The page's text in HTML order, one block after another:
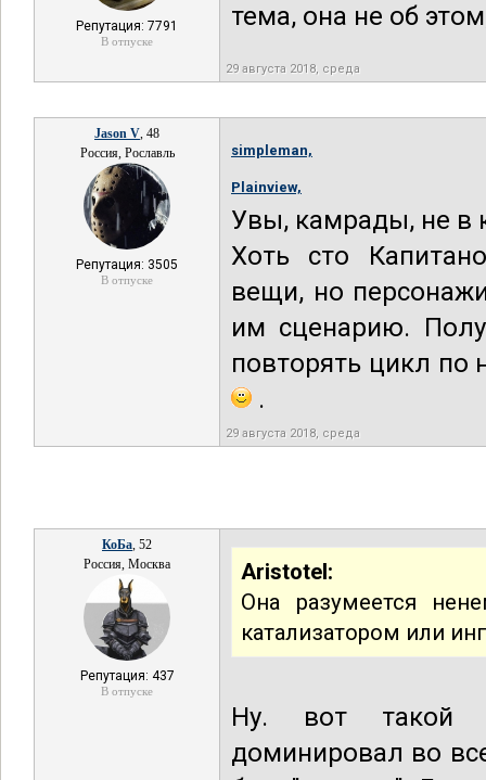
Репутация: 7791
В отпуске
тема, она не об
29 августа 2018, среда
Jason V, 48
Россия, Рославль
Репутация: 3505
В отпуске
simpleman,
Plainview,
Увы, камрады, не в
Хоть сто
вещи, но
им сценарию.
повторять цикл по
.
29 августа 2018, среда
КоБа, 52
Россия, Москва
Репутация: 437
В отпуске
Aristotel:
Она разумеется
катализатором или
Ну. вот такой
доминировал во